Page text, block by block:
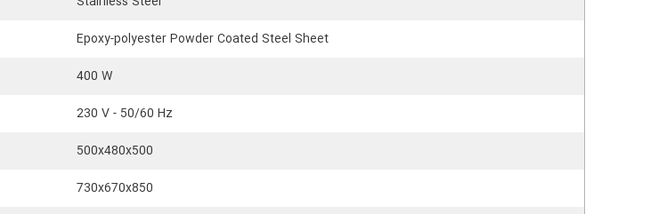
Epoxy-polyester Powder Coated Steel Sheet
400 W
230 V - 50/60 Hz
500x480x500
730x670x850